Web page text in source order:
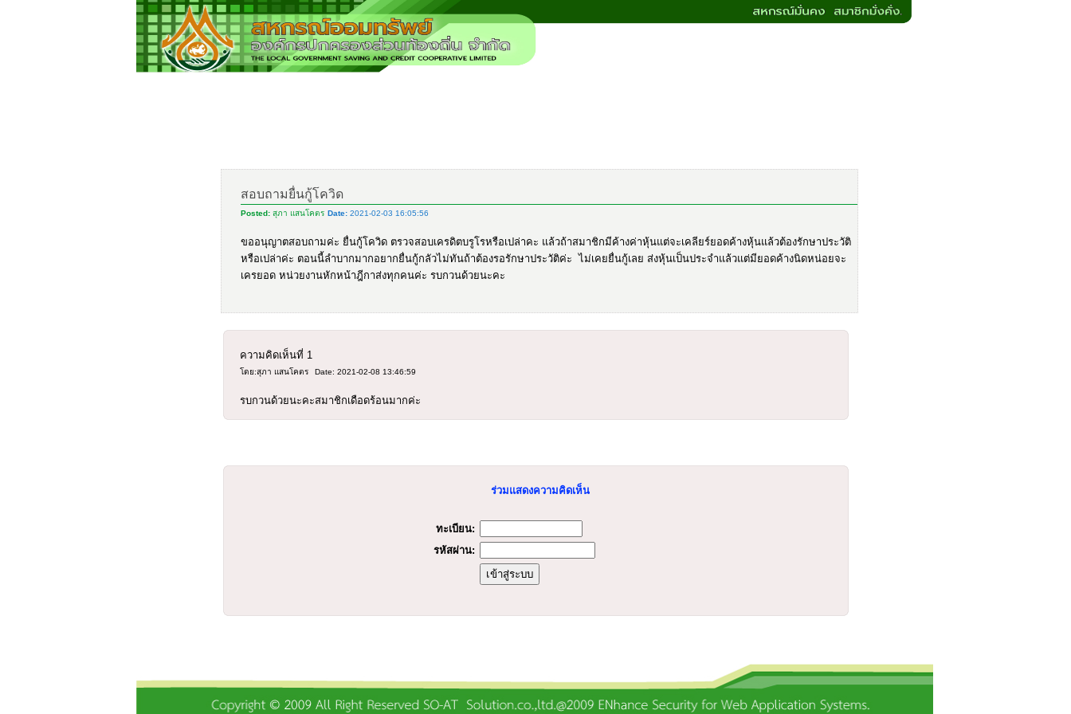
สอบถามยื่นกู้โควิด
Posted: สุภา แสนโคตร Date: 2021-02-03 16:05:56
ขออนุญาตสอบถามค่ะ ยื่นกู้โควิด ตรวจสอบเครดิตบรูโรหรือเปล่าคะ แล้วถ้าสมาชิกมีค้างค่าหุ้นแต่จะเคลียร์ยอดค้างหุ้นแล้วต้องรักษาประวัติ
หรือเปล่าค่ะ ตอนนี้ลำบากมากอยากยื่นกู้กลัวไม่ทันถ้าต้องรอรักษาประวัติค่ะ ไม่เคยยื่นกู้เลย ส่งหุ้นเป็นประจำแล้วแต่มียอดค้างนิดหน่อยจะ
เครยอด หน่วยงานหักหน้าฎีกาส่งทุกคนค่ะ รบกวนด้วยนะคะ
ความคิดเห็นที่ 1
โดย:สุภา แสนโคตร Date: 2021-02-08 13:46:59
รบกวนด้วยนะคะสมาชิกเดือดร้อนมากค่ะ
ร่วมแสดงความคิดเห็น
ทะเบียน:
รหัสผ่าน: